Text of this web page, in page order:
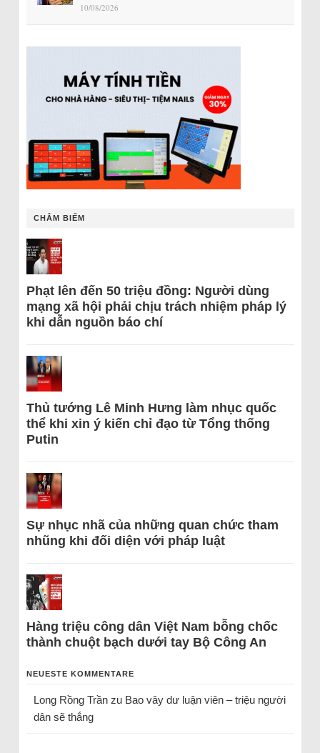
10/08/2026
CHÂM BIẾM
Phạt lên đến 50 triệu đồng: Người dùng
mạng xã hội phải chịu trách nhiệm pháp lý
khi dẫn nguồn báo chí
Thủ tướng Lê Minh Hưng làm nhục quốc
thể khi xin ý kiến chỉ đạo từ Tổng thống
Putin
Sự nhục nhã của những quan chức tham
nhũng khi đối diện với pháp luật
Hàng triệu công dân Việt Nam bỗng chốc
thành chuột bạch dưới tay Bộ Công An
NEUESTE KOMMENTARE
Long Rồng Trầnzu Bao vây dư luận viên – triệu người
dân sẽ thắng